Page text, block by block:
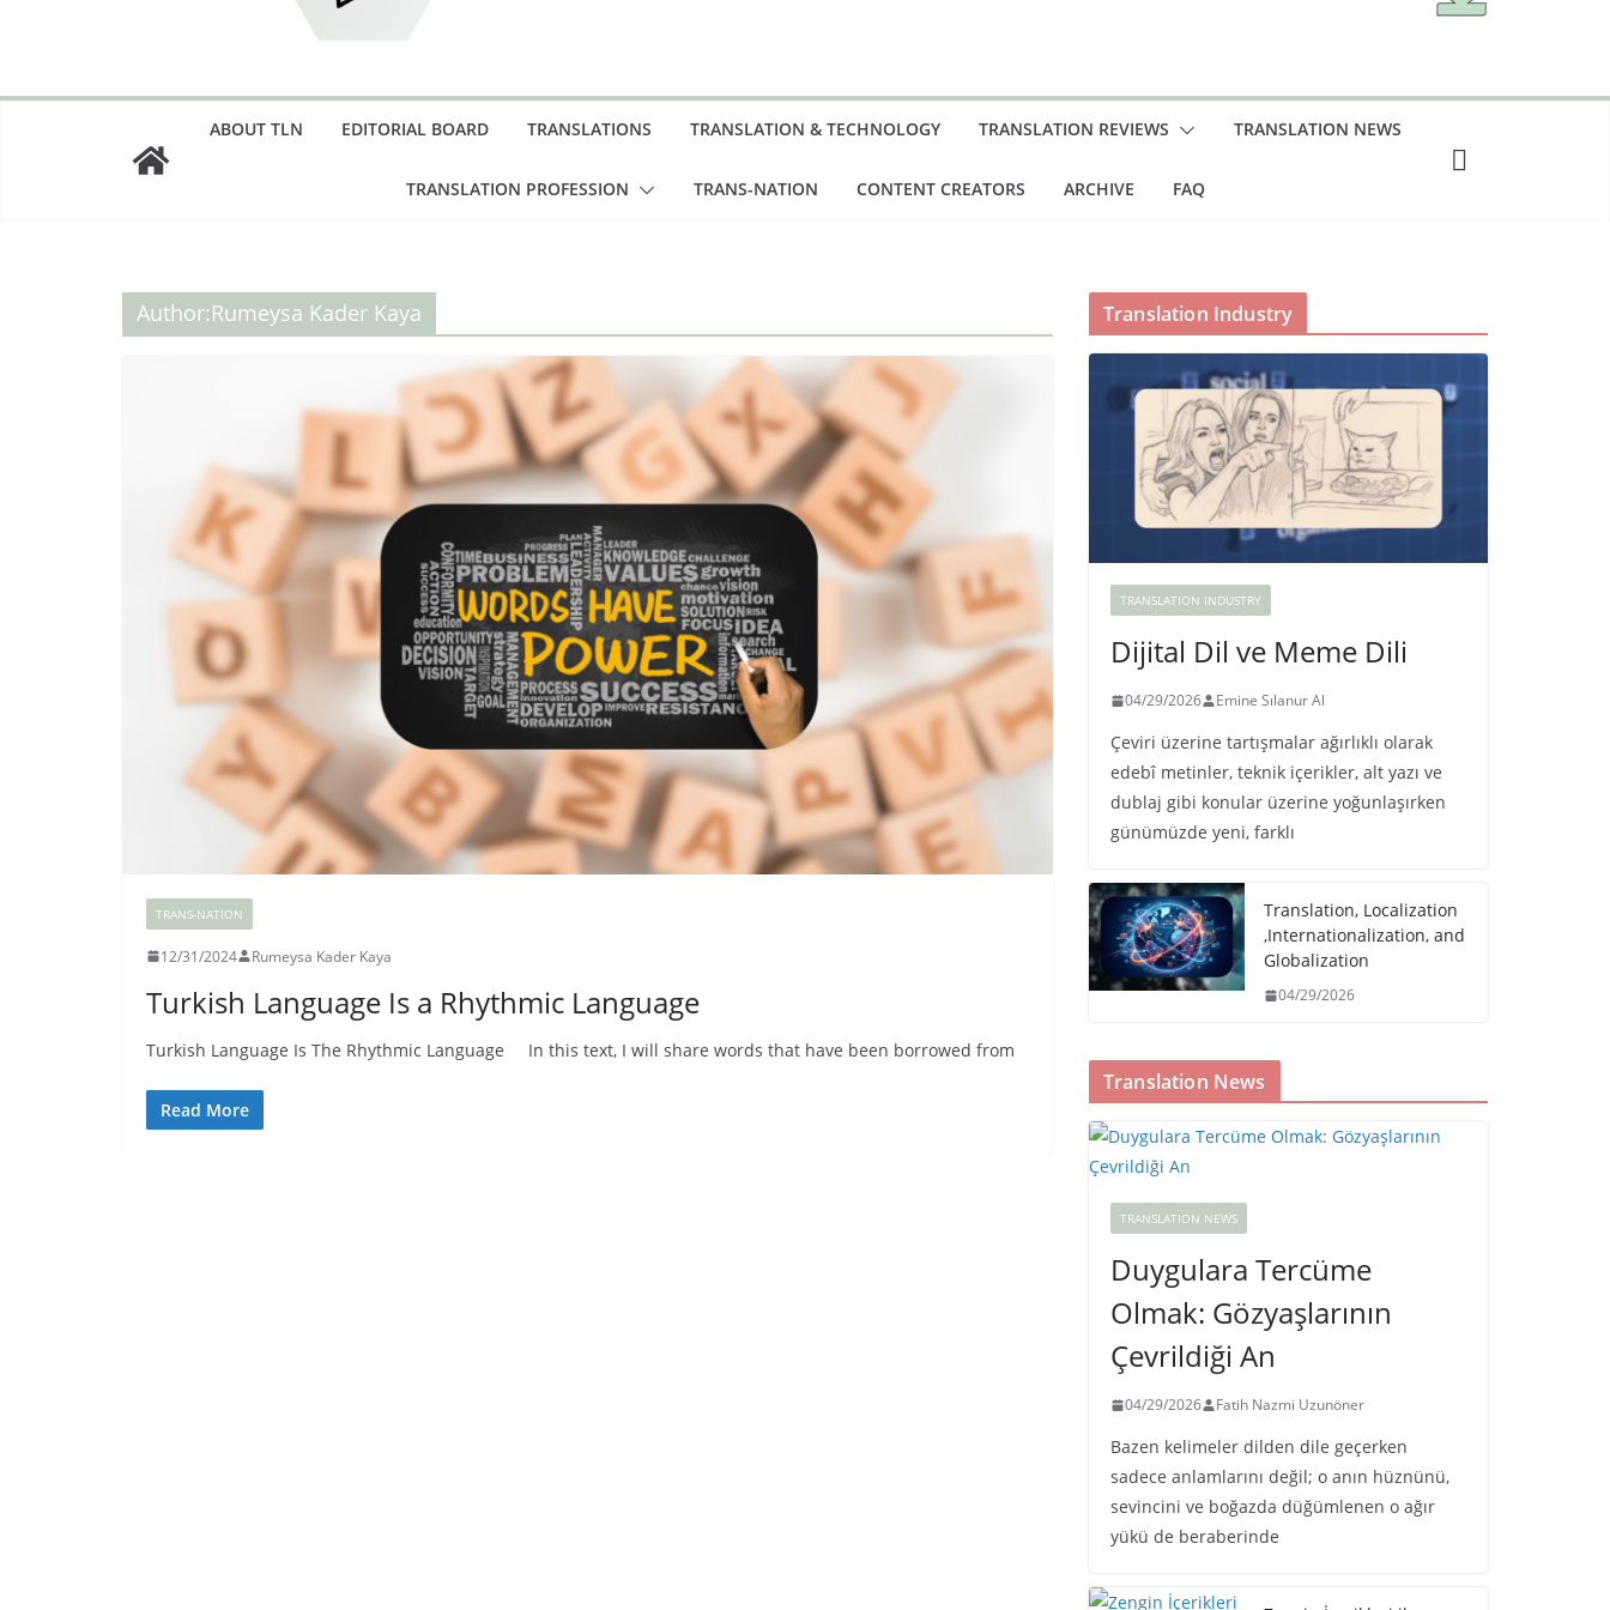
ABOUT TLN EDITORIAL BOARD TRANSLATIONS TRANSLATION & TECHNOLOGY TRANSLATION REVIEWS TRANSLATION NEWS
TRANSLATION PROFESSION TRANS-NATION CONTENT CREATORS ARCHIVE FAQ
Author:Rumeysa Kader Kaya
TRANS-NATION
12/31/2024 Rumeysa Kader Kaya
Turkish Language Is a Rhythmic Language
Turkish Language Is The Rhythmic Language In this text, I will share words that have been borrowed from
Read More
Translation Industry
TRANSLATION INDUSTRY
Dijital Dil ve Meme Dili
04/29/2026 Emine Sılanur Al
Çeviri üzerine tartışmalar ağırlıklı olarak
edebî metinler, teknik içerikler, alt yazı ve
dublaj gibi konular üzerine yoğunlaşırken
günümüzde yeni, farklı
Translation, Localization
,Internationalization, and
Globalization
04/29/2026
Translation News
TRANSLATION NEWS
Duygulara Tercüme
Olmak: Gözyaşlarının
Çevrildiği An
04/29/2026 Fatih Nazmi Uzunöner
Bazen kelimeler dilden dile geçerken
sadece anlamlarını değil; o anın hüznünü,
sevincini ve boğazda düğümlenen o ağır
yükü de beraberinde